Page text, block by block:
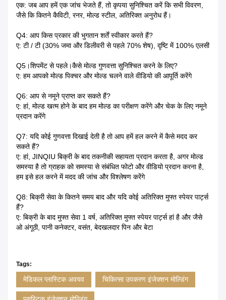
एक: जब आप हमें एक जांच भेजते हैं, तो कृपया सुनिश्चित करें कि सभी विवरण,
जैसे कि कितने कैविटी, रनर, मोल्ड स्टील, अतिरिक्त अनुरोध हैं।
Q4: आप किस प्रकार की भुगतान शर्तें स्वीकार करते हैं?
ए: टी / टी (30% जमा और डिलीवरी से पहले 70% शेष), दृष्टि में 100% एलसी
Q5।शिपमेंट से पहले।कैसे मोल्ड गुणवत्ता सुनिश्चित करने के लिए?
ए: हम आपको मोल्ड पिक्चर और मोल्ड चलने वाले वीडियो की आपूर्ति करेंगे
Q6: आप से नमूने प्राप्त कर सकते हैं?
ए: हां, मोल्ड खत्म होने के बाद हम मोल्ड का परीक्षण करेंगे और चेक के लिए नमूने
प्रदान करेंगे
Q7: यदि कोई गुणवत्ता दिखाई देती है तो आप हमें हल करने में कैसे मदद कर
सकते हैं?
ए: हां, JINQIU बिक्री के बाद तकनीकी सहायता प्रदान करता है, अगर मोल्ड
समस्या है तो ग्राहक को समस्या से संबंधित फोटो और वीडियो प्रदान करना है,
हम इसे हल करने में मदद की जांच और विश्लेषण करेंगे
Q8: बिक्री सेवा के कितने समय बाद और यदि कोई अतिरिक्त मुफ्त स्पेयर पार्ट्स
हैं?
ए: बिक्री के बाद मुफ्त सेवा 1 वर्ष, अतिरिक्त मुफ्त स्पेयर पार्ट्स हां है और जैसे
ओ अंगूठी, पानी कनेक्टर, वसंत, बेदखलदार पिन और बेटा
Tags:
मेडिकल प्लास्टिक अवयव चिकित्सा उपकरण इंजेक्शन मोल्डिंग